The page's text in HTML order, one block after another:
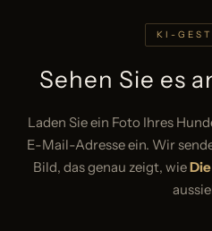
KI-
Sehen Sie es
Laden Sie ein Foto Ihres
E-Mail-Adresse ein. Wir
Bild, das genau zeigt, wie